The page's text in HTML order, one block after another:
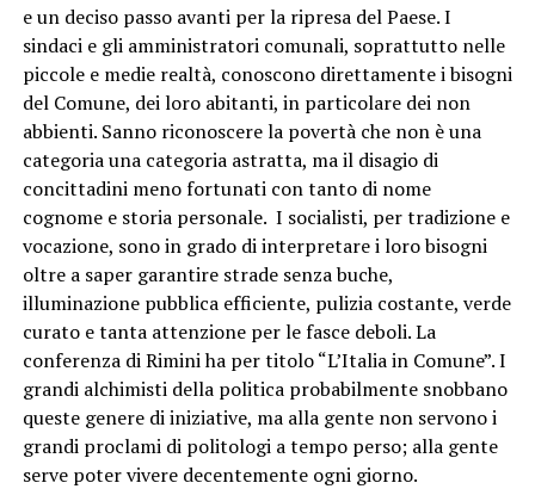
e un deciso passo avanti per la ripresa del Paese. I
sindaci e gli amministratori comunali, soprattutto nelle
piccole e medie realtà, conoscono direttamente i bisogni
del Comune, dei loro abitanti, in particolare dei non
abbienti. Sanno riconoscere la povertà che non è una
categoria una categoria astratta, ma il disagio di
concittadini meno fortunati con tanto di nome
cognome e storia personale. I socialisti, per tradizione e
vocazione, sono in grado di interpretare i loro bisogni
oltre a saper garantire strade senza buche,
illuminazione pubblica efficiente, pulizia costante, verde
curato e tanta attenzione per le fasce deboli. La
conferenza di Rimini ha per titolo “L’Italia in Comune”. I
grandi alchimisti della politica probabilmente snobbano
queste genere di iniziative, ma alla gente non servono i
grandi proclami di politologi a tempo perso; alla gente
serve poter vivere decentemente ogni giorno.